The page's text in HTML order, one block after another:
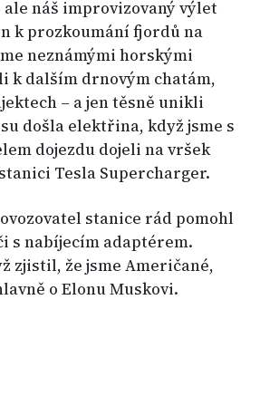
náš improvizovaný výlet
k prozkoumání fjordů na
neznámými horskými
k dalším drnovým chatám,
– a jen těsně unikli
došla elektřina, když jsme s
dojezdu dojeli na vršek
Tesla Supercharger.
stanice rád pomohl
s nabíjecím adaptérem.
zjistil, že jsme Američané,
o Elonu Muskovi.